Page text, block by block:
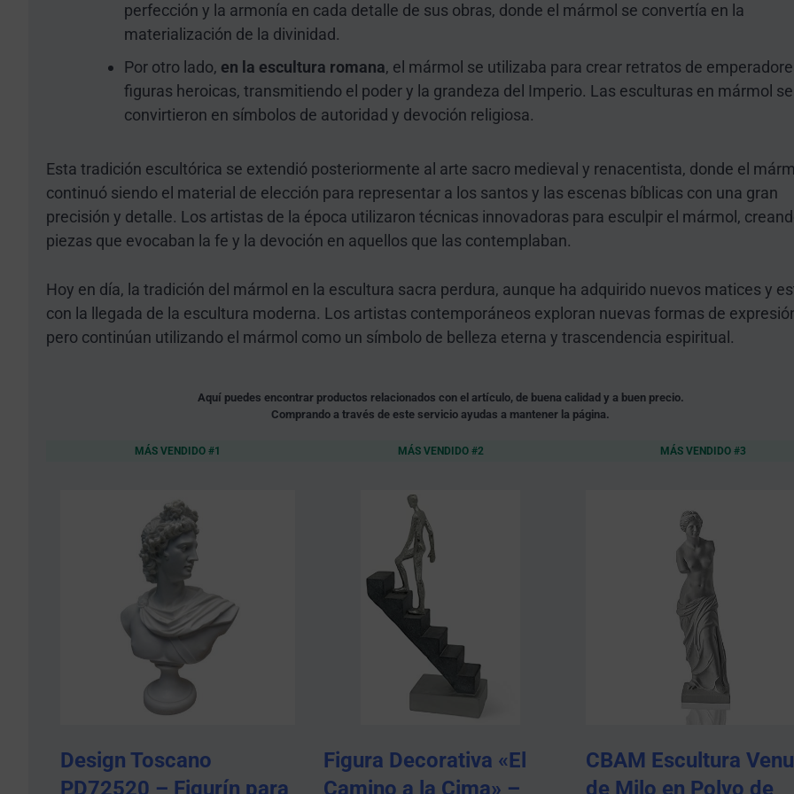
perfección y la armonía en cada detalle de sus obras, donde el mármol se convertía en la
materialización de la divinidad.
Por otro lado, en la escultura romana, el mármol se utilizaba para crear retratos de
figuras heroicas, transmitiendo el poder y la grandeza del Imperio. Las esculturas en mármol se
convirtieron en símbolos de autoridad y devoción religiosa.
Esta tradición escultórica se extendió posteriormente al arte sacro medieval y renacentista, donde el
continuó siendo el material de elección para representar a los santos y las escenas bíblicas con una gran
precisión y detalle. Los artistas de la época utilizaron técnicas innovadoras para esculpir el mármol,
piezas que evocaban la fe y la devoción en aquellos que las contemplaban.
Hoy en día, la tradición del mármol en la escultura sacra perdura, aunque ha adquirido nuevos matices y
con la llegada de la escultura moderna. Los artistas contemporáneos exploran nuevas formas de
pero continúan utilizando el mármol como un símbolo de belleza eterna y trascendencia espiritual.
Aquí puedes encontrar productos relacionados con el artículo, de buena calidad y a buen precio.
Comprando a través de este servicio ayudas a mantener la página.
MÁS VENDIDO #1
Design Toscano
PD72520 – Figurín para
MÁS VENDIDO #2
Figura Decorativa «El
Camino a la Cima» –
MÁS VENDIDO #3
CBAM Escultura
de Milo en Polvo de